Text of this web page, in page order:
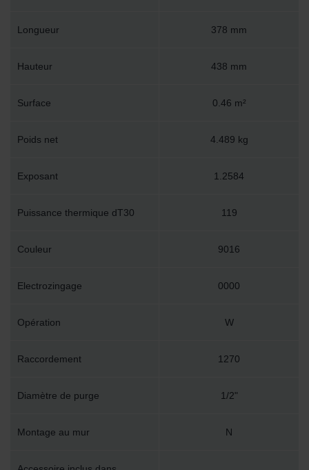
Longueur 378 mm
Hauteur 438 mm
Surface 0.46 m²
Poids net 4.489 kg
Exposant 1.2584
Puissance thermique dT30 119
Couleur 9016
Electrozingage 0000
Opération W
Raccordement 1270
Diamètre de purge 1/2"
Montage au mur N